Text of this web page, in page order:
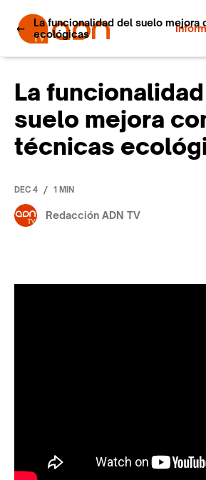
La funcionalidad del suelo mejora
ecológicas
La
suelo mejora
técnicas
DEC 4 / 1 MIN
Redacción ADN TV